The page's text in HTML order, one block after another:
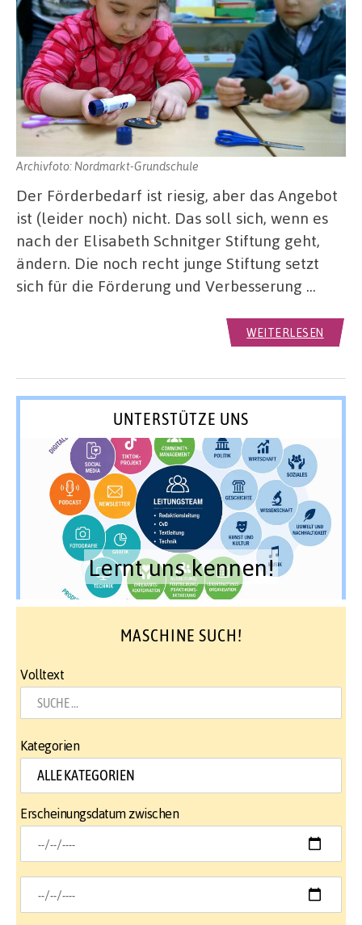
Archivfoto: Nordmarkt-Grundschule
Der Förderbedarf ist riesig, aber das Angebot
ist (leider noch) nicht. Das soll sich, wenn es
nach der Elisabeth Schnitger Stiftung geht,
ändern. Die noch recht junge Stiftung setzt
sich für die Förderung und Verbesserung …
WEITERLESEN
UNTERSTÜTZE UNS
Lernt uns kennen!
MASCHINE SUCH!
Volltext
Kategorien
Erscheinungsdatum zwischen